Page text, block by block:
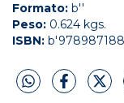
Formato: b''
Peso: 0.624 kgs.
ISBN: